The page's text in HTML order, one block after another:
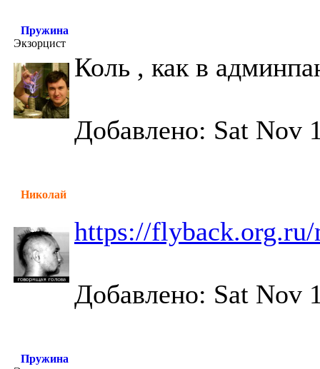
Пружина
Экзорцист
Коль , как в
Добавлено: Sat Nov
Николай
https://flyback.org.ru/
Добавлено: Sat Nov
Пружина